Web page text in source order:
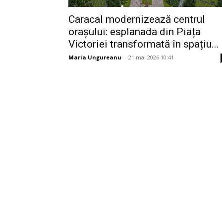
Caracal modernizează centrul
orașului: esplanada din Piața
Victoriei transformată în spațiu...
Maria Ungureanu - 21 mai 2026 10:41